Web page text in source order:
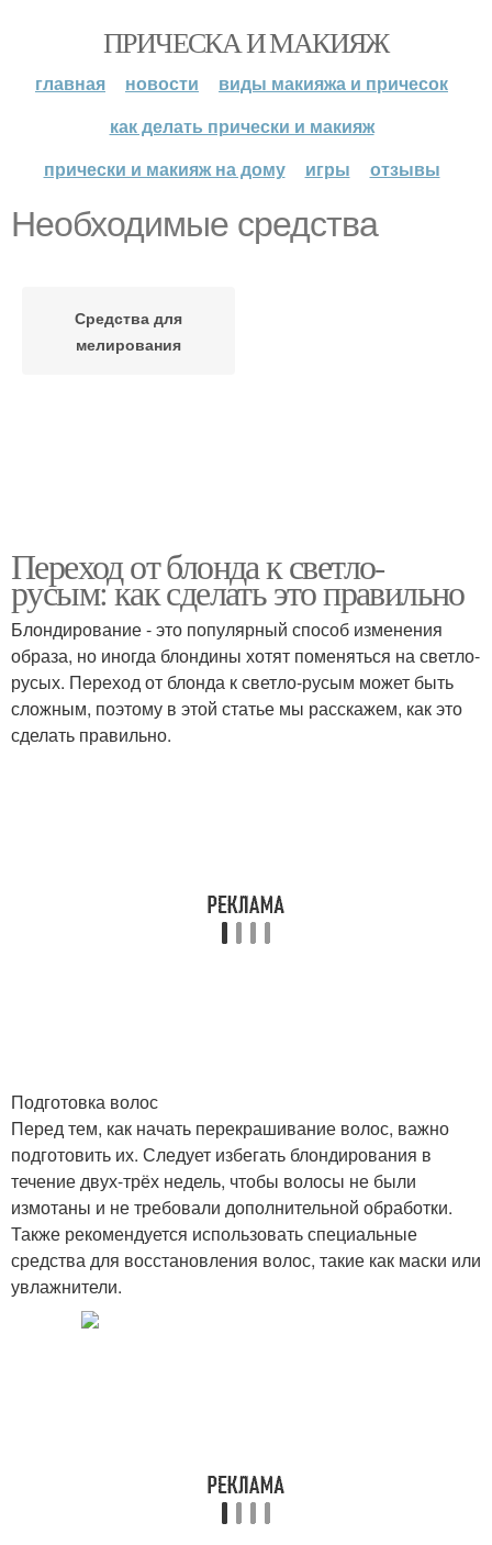
ПРИЧЕСКА И МАКИЯЖ
главная новости
виды макияжа и причесок
как делать прически и макияж
прически и макияж на дому
игры отзывы
Необходимые средства
Средства для
мелирования
Переход от блонда к светло-
русым: как сделать это правильно
Блондирование - это популярный способ изменения
образа, но иногда блондины хотят поменяться на светло-
русых. Переход от блонда к светло-русым может быть
сложным, поэтому в этой статье мы расскажем, как это
сделать правильно.
Подготовка волос
Перед тем, как начать перекрашивание волос, важно
подготовить их. Следует избегать блондирования в
течение двух-трёх недель, чтобы волосы не были
измотаны и не требовали дополнительной обработки.
Также рекомендуется использовать специальные
средства для восстановления волос, такие как маски или
увлажнители.